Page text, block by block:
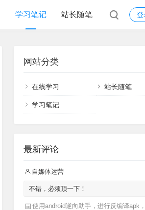
登
学习笔记 站长随笔
网站分类
在线学习 站长随笔
学习笔记
最新评论
自媒体运营
不错，必须顶一下！
使用android逆向助手，进行反编译apk，查看